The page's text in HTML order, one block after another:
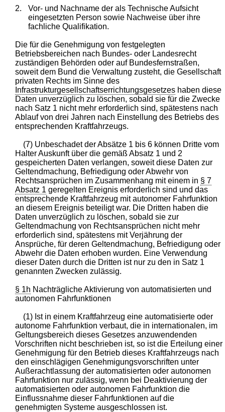
2.
Vor- und Nachname der als Technische Aufsicht
eingesetzten Person sowie Nachweise über ihre
fachliche Qualifikation.
Die für die Genehmigung von festgelegten
Betriebsbereichen nach Bundes- oder Landesrecht
zuständigen Behörden oder auf Bundesfernstraßen,
soweit dem Bund die Verwaltung zusteht, die Gesellschaft
privaten Rechts im Sinne des
Infrastrukturgesellschaftserrichtungsgesetzes haben diese
Daten unverzüglich zu löschen, sobald sie für die Zwecke
nach Satz 1 nicht mehr erforderlich sind, spätestens nach
Ablauf von drei Jahren nach Einstellung des Betriebs des
entsprechenden Kraftfahrzeugs.
(7) Unbeschadet der Absätze 1 bis 6 können Dritte vom
Halter Auskunft über die gemäß Absatz 1 und 2
gespeicherten Daten verlangen, soweit diese Daten zur
Geltendmachung, Befriedigung oder Abwehr von
Rechtsansprüchen im Zusammenhang mit einem in § 7
Absatz 1 geregelten Ereignis erforderlich sind und das
entsprechende Kraftfahrzeug mit autonomer Fahrfunktion
an diesem Ereignis beteiligt war. Die Dritten haben die
Daten unverzüglich zu löschen, sobald sie zur
Geltendmachung von Rechtsansprüchen nicht mehr
erforderlich sind, spätestens mit Verjährung der
Ansprüche, für deren Geltendmachung, Befriedigung oder
Abwehr die Daten erhoben wurden. Eine Verwendung
dieser Daten durch die Dritten ist nur zu den in Satz 1
genannten Zwecken zulässig.
§ 1h Nachträgliche Aktivierung von automatisierten und
autonomen Fahrfunktionen
(1) Ist in einem Kraftfahrzeug eine automatisierte oder
autonome Fahrfunktion verbaut, die in internationalen, im
Geltungsbereich dieses Gesetzes anzuwendenden
Vorschriften nicht beschrieben ist, so ist die Erteilung einer
Genehmigung für den Betrieb dieses Kraftfahrzeugs nach
den einschlägigen Genehmigungsvorschriften unter
Außerachtlassung der automatisierten oder autonomen
Fahrfunktion nur zulässig, wenn bei Deaktivierung der
automatisierten oder autonomen Fahrfunktion die
Einflussnahme dieser Fahrfunktionen auf die
genehmigten Systeme ausgeschlossen ist.